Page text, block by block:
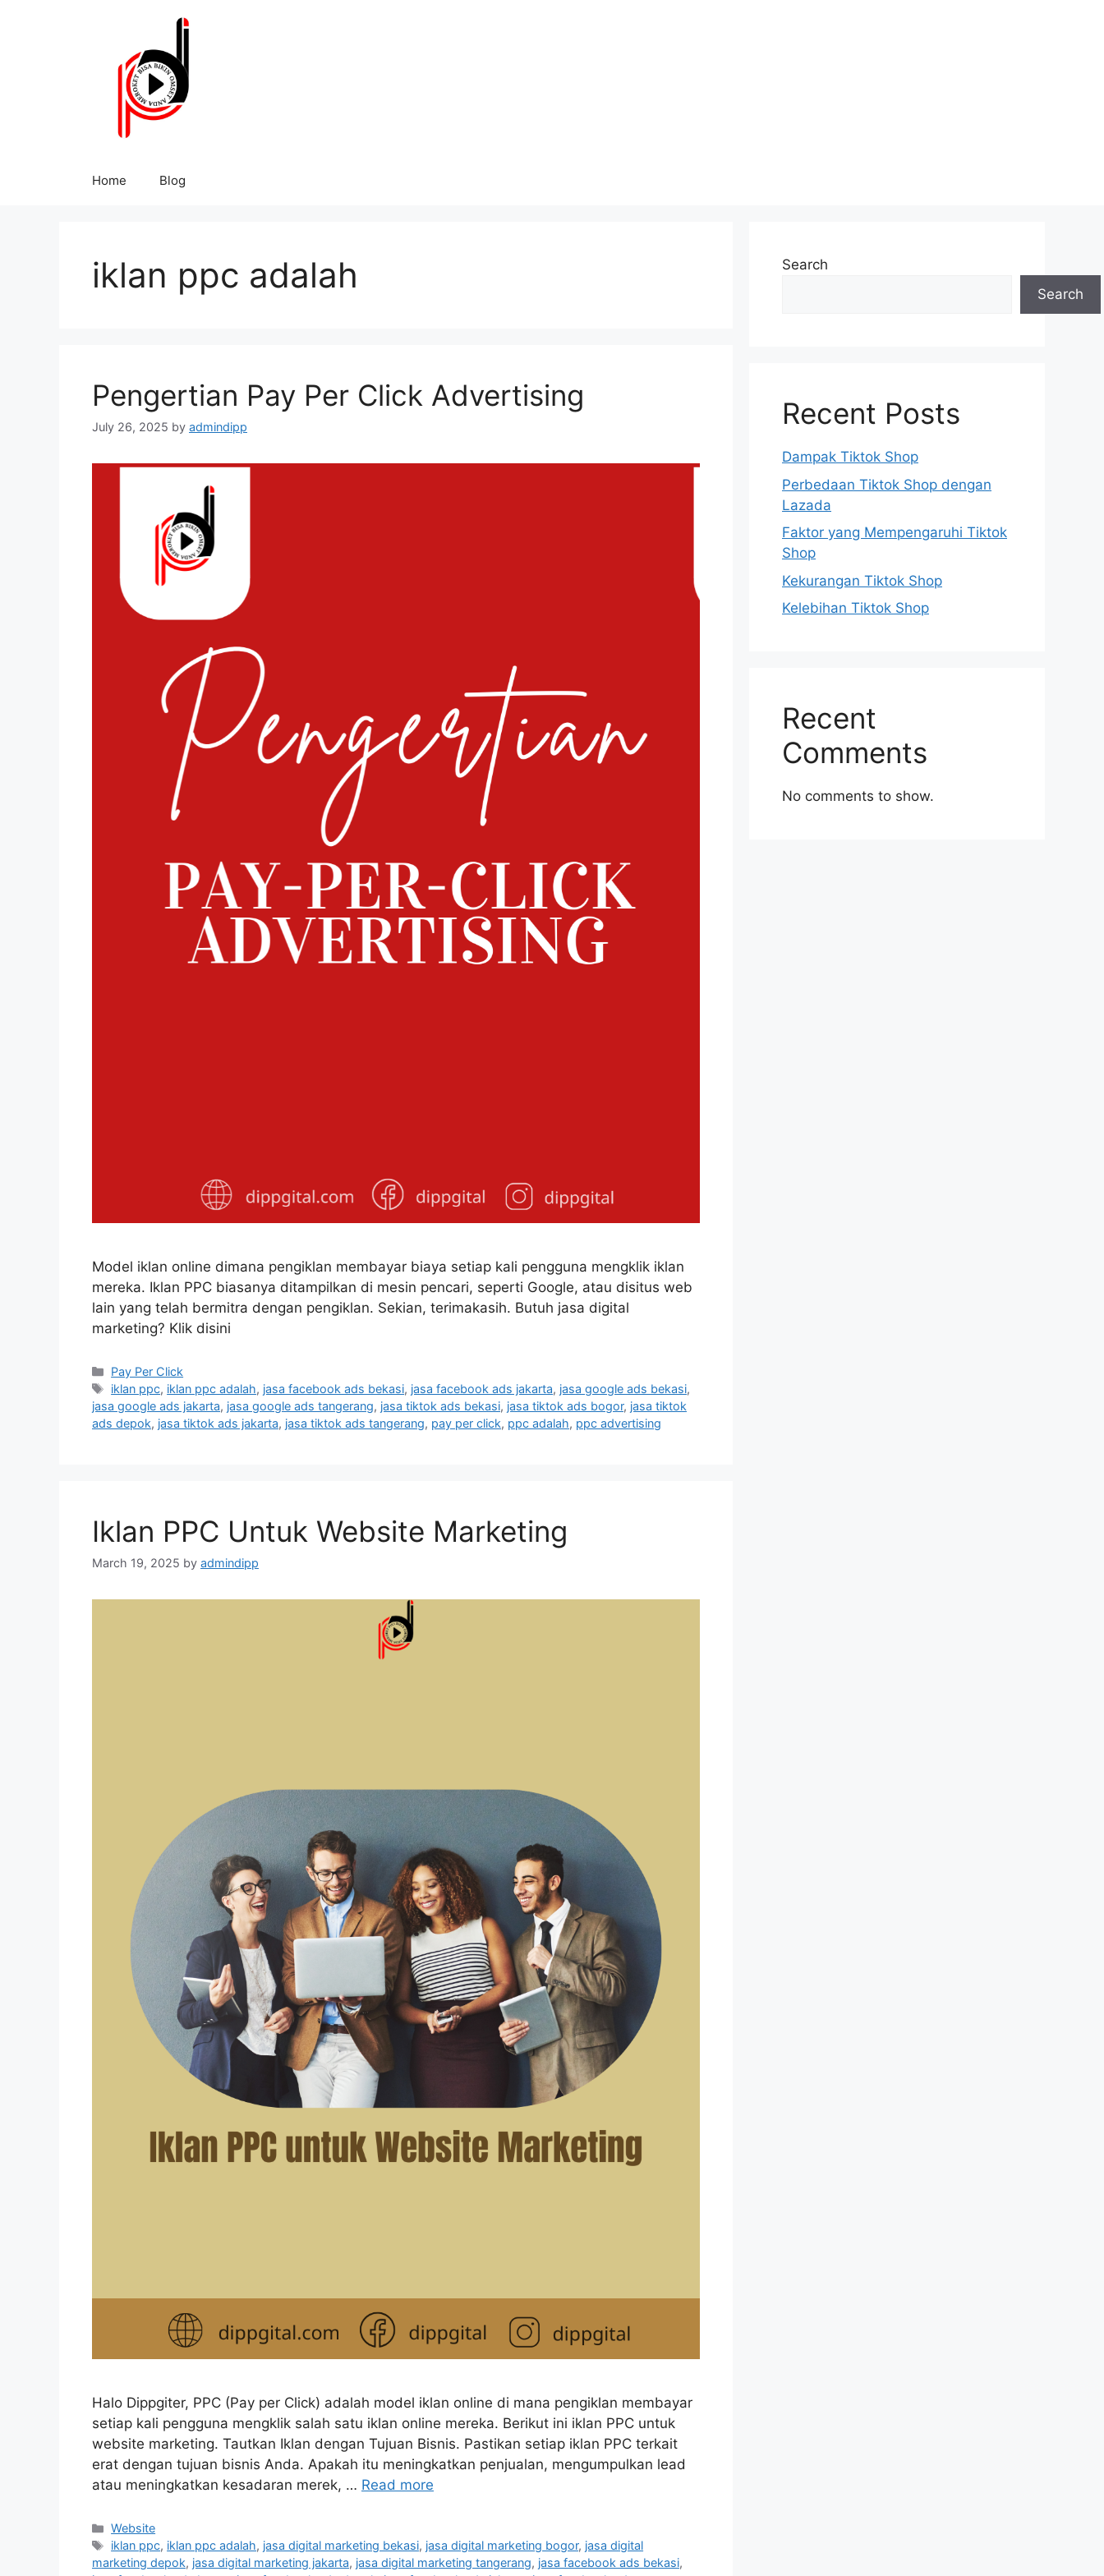
Home Blog
iklan ppc adalah
Pengertian Pay Per Click Advertising
July 26, 2025 by admindipp
Model iklan online dimana pengiklan membayar biaya setiap kali pengguna mengklik iklan
mereka. Iklan PPC biasanya ditampilkan di mesin pencari, seperti Google, atau disitus web
lain yang telah bermitra dengan pengiklan. Sekian, terimakasih. Butuh jasa digital
marketing? Klik disini
Pay Per Click
iklan ppc, iklan ppc adalah, jasa facebook ads bekasi, jasa facebook ads jakarta, jasa google ads bekasi,
jasa google ads jakarta, jasa google ads tangerang, jasa tiktok ads bekasi, jasa tiktok ads bogor, jasa tiktok
ads depok, jasa tiktok ads jakarta, jasa tiktok ads tangerang, pay per click, ppc adalah, ppc advertising
Iklan PPC Untuk Website Marketing
March 19, 2025 by admindipp
Halo Dippgiter, PPC (Pay per Click) adalah model iklan online di mana pengiklan membayar
setiap kali pengguna mengklik salah satu iklan online mereka. Berikut ini iklan PPC untuk
website marketing. Tautkan Iklan dengan Tujuan Bisnis. Pastikan setiap iklan PPC terkait
erat dengan tujuan bisnis Anda. Apakah itu meningkatkan penjualan, mengumpulkan lead
atau meningkatkan kesadaran merek, … Read more
Website
iklan ppc, iklan ppc adalah, jasa digital marketing bekasi, jasa digital marketing bogor, jasa digital
marketing depok, jasa digital marketing jakarta, jasa digital marketing tangerang, jasa facebook ads bekasi,
Search
Search
Recent Posts
Dampak Tiktok Shop
Perbedaan Tiktok Shop dengan
Lazada
Faktor yang Mempengaruhi Tiktok
Shop
Kekurangan Tiktok Shop
Kelebihan Tiktok Shop
Recent
Comments
No comments to show.